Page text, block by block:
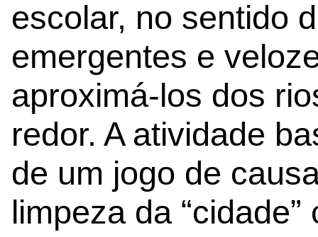
escolar, no sentido
emergentes e
aproximá-los dos
redor. A atividade
de um jogo de
limpeza da